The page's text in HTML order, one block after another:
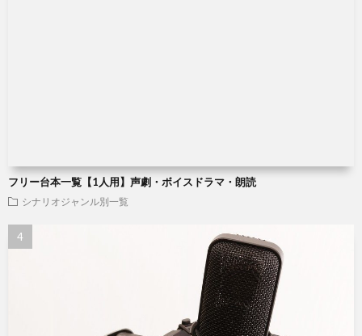
フリー台本一覧【1人用】声劇・ボイスドラマ・朗読
シナリオジャンル別一覧